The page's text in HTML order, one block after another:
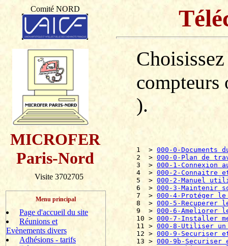
Comité NORD
MICROFER
Paris-Nord
Visite 3702705
Menu principal
Page d'accueil du site
Réunions et
Evènements divers
Adhésions - tarifs
compteurs
).
1  > 000-0-Documents
2  > 000-0-Plan de
3  > 000-1-Connexion
4  > 000-2-Connaitre
5  > 000-2-Manuel
6  > 000-3-Maintenir
7  > 000-4-Protéger
8  > 000-5-Recuperer
9  > 000-6-Ameliorer
10 > 000-7-Installer
11 > 000-8-Utiliser un
12 > 000-9-Securiser
13 > 000-9b-Securiser